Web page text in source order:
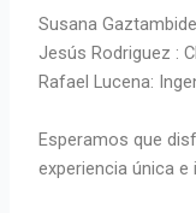
Susana
Jesús Rodriguez :
Rafael Lucena:
Esperamos que
experiencia única e